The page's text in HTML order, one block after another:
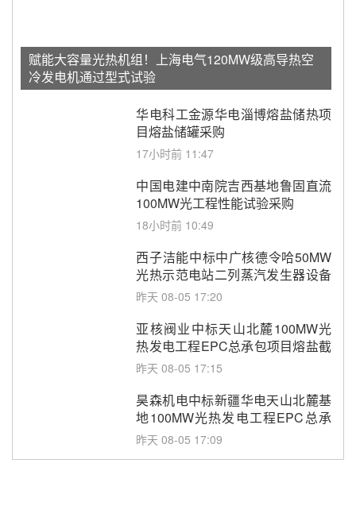
赋能大容量光热机组！上海电气120MW级高导热空
冷发电机通过型式试验
华电科工金源华电淄博熔盐储热项
目熔盐储罐采购
17小时前 11:47
中国电建中南院吉西基地鲁固直流
100MW光工程性能试验采购
18小时前 10:49
西子洁能中标中广核德令哈50MW
光热示范电站二列蒸汽发生器设备
采购
昨天 08-05 17:20
亚核阀业中标天山北麓100MW光
热发电工程EPC总承包项目熔盐截
止阀、熔盐三偏心蝶阀采购
昨天 08-05 17:15
昊森机电中标新疆华电天山北麓基
地100MW光热发电工程EPC总承
包项目熔盐介质超声波流量计采购
昨天 08-05 17:09